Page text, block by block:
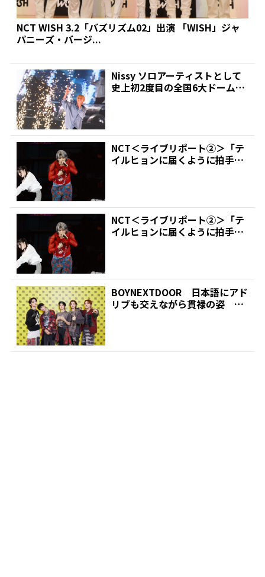
NCT WISH 3.2「バズリズム02」出演 「WISH」ジャ
パニーズ・バージ...
Nissy ソロアーティストとして
史上初2度目の全国6大ドームツ
NCT＜ライブリポート②＞「テ
イルヒョンに届くように拍手を
NCT＜ライブリポート②＞「テ
イルヒョンに届くように拍手を
BOYNEXTDOOR 日本語にアド
リブも交えながら貫禄の姿 初